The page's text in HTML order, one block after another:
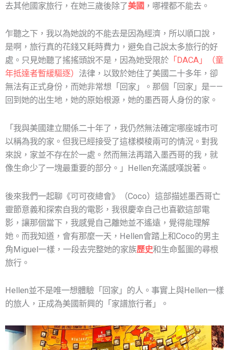
去其他國家旅行，在她三歲後除了美國 ，哪裡都不能去。
乍聽之下，我以為她說的不能去是因為經濟，所以順口說，
是啊，旅行真的花錢又耗時費力，避免自己說太多旅行的好
處。只見她聽了搖搖頭說不是，因為她受限於 「DACA」（童
年抵達者暫緩驅逐） 法律，以致於她住了美國二十多年，卻
無法有正式身份，而她非常想「回家」。那個「回家」是——
回到她的出生地，她的原始根源，她的墨西哥人身份的家。
「我與美國建立關係二十年了，我仍然無法確定哪座城市可
以稱為我的家。但我已經接受了這樣模稜兩可的情況。對我
來說，家並不存在於一處。然而無法再踏入墨西哥的我，就
像生命少了一塊最重要的部分。」Hellen充滿感嘆說著。
後來我們一起聊《可可夜總會》（Coco）這部描述墨西哥亡
靈節意義和探索自我的電影，我很慶幸自己也喜歡這部電
影，讓那個當下，我感覺自己離她並不遙遠，覺得能理解
她。而我知道，會有那麼一天，Hellen會踏上和Coco的男主
角Miguel一樣，一段去完整她的家族歷史和生命藍圖的尋根
旅行。
Hellen並不是唯一想體驗「回家」的人。事實上與Hellen一樣
的旅人，正成為美國新興的「家譜旅行者」。